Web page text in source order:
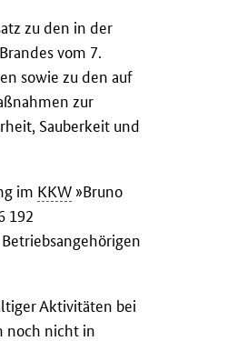
zu den in der
vom 7.
sowie zu den auf
zur
Sauberkeit und
im KKW »Bruno
192
Aktivitäten bei
noch nicht in